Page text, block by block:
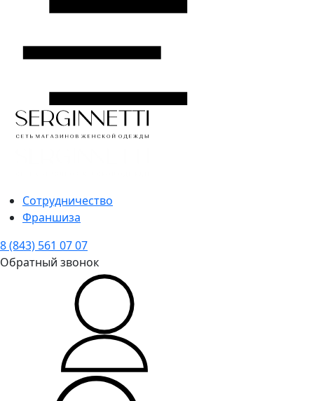
Сотрудничество
Франшиза
8 (843) 561 07 07
Обратный звонок